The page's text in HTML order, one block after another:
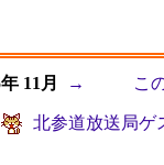
11月 → こ
北参道放送局ゲ